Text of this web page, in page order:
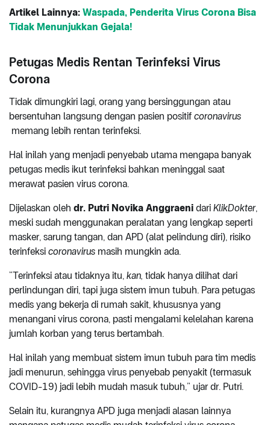
Artikel Lainnya: Waspada, Penderita Virus Corona Bisa
Tidak Menunjukkan Gejala!
Petugas Medis Rentan Terinfeksi Virus
Corona
Tidak dimungkiri lagi, orang yang bersinggungan atau
bersentuhan langsung dengan pasien positif coronavirus
memang lebih rentan terinfeksi.
Hal inilah yang menjadi penyebab utama mengapa banyak
petugas medis ikut terinfeksi bahkan meninggal saat
merawat pasien virus corona.
Dijelaskan oleh dr. Putri Novika Anggraeni dari KlikDokter,
meski sudah menggunakan peralatan yang lengkap seperti
masker, sarung tangan, dan APD (alat pelindung diri), risiko
terinfeksi coronavirus masih mungkin ada.
“Terinfeksi atau tidaknya itu, kan, tidak hanya dilihat dari
perlindungan diri, tapi juga sistem imun tubuh. Para petugas
medis yang bekerja di rumah sakit, khususnya yang
menangani virus corona, pasti mengalami kelelahan karena
jumlah korban yang terus bertambah.
Hal inilah yang membuat sistem imun tubuh para tim medis
jadi menurun, sehingga virus penyebab penyakit (termasuk
COVID-19) jadi lebih mudah masuk tubuh,” ujar dr. Putri.
Selain itu, kurangnya APD juga menjadi alasan lainnya